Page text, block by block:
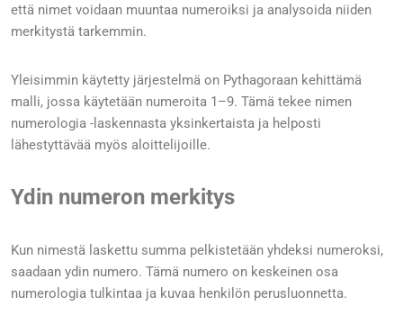
että nimet voidaan muuntaa numeroiksi ja analysoida niiden
merkitystä tarkemmin.
Yleisimmin käytetty järjestelmä on Pythagoraan kehittämä
malli, jossa käytetään numeroita 1–9. Tämä tekee nimen
numerologia -laskennasta yksinkertaista ja helposti
lähestyttävää myös aloittelijoille.
Ydin numeron merkitys
Kun nimestä laskettu summa pelkistetään yhdeksi numeroksi,
saadaan ydin numero. Tämä numero on keskeinen osa
numerologia tulkintaa ja kuvaa henkilön perusluonnetta.